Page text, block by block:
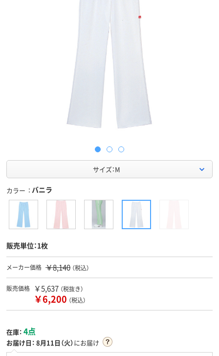
サイズ：M
カラー バニラ
販売単位：1枚
メーカー価格 ￥8,140 （税込）
販売価格 ￥5,637 （税抜き）
￥6,200 （税込）
在庫： 4点
お届け日： 8月11日（火）にお届け